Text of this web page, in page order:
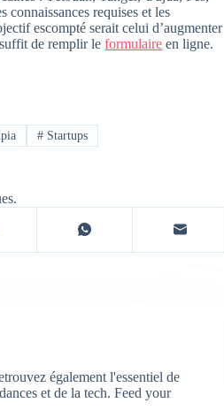
connaissances requises et les
escompté serait celui d’augmenter
suffit de remplir leformulaire en ligne.
# Startups
également l'essentiel de
et de la tech. Feed your